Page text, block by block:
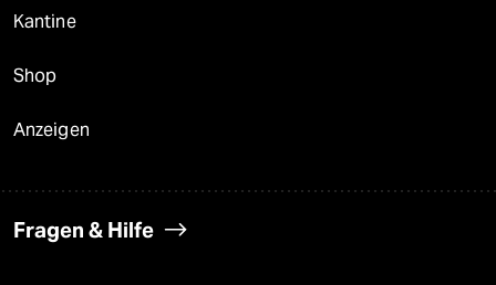
Kantine
Shop
Anzeigen
Fragen & Hilfe